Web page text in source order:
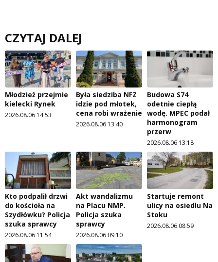
CZYTAJ DALEJ
Młodzież przejmie
kielecki Rynek
2026.08.06 14:53
Była siedziba NFZ
idzie pod młotek,
cena robi wrażenie
2026.08.06 13:40
Budowa S74
odetnie ciepłą
wodę. MPEC podał
harmonogram
przerw
2026.08.06 13:18
Kto podpalił drzwi
do kościoła na
Szydłówku? Policja
szuka sprawcy
2026.08.06 11:54
Akt wandalizmu
na Placu NMP.
Policja szuka
sprawcy
2026.08.06 09:10
Startuje remont
ulicy na osiedlu Na
Stoku
2026.08.06 08:59